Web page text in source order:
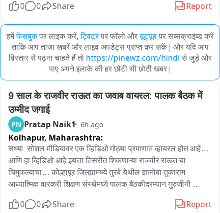
0 0 Share Report
हमेंफेसबुकपर लाइक करें, ट्विटरपर फॉलो औरयूट्यूबपर सब्सक्राइब्ड करें
ताकि आप ताजा खबरें और लाइव अपडेट्स प्राप्त कर सकें| और यदि आप
विस्तार से पढ़ना चाहते हैं तो https://pinewz.com/hindi से जुड़े और
पाए अपने इलाके की हर छोटी सी छोटी खबर|
9 साल के राजवीर राऊत का जवाब वायरल: पालक बैठक में
उम्मीद जगाई
PN Pratap Naik1 6h ago
Kolhapur, Maharashtra:
सध्या  सोशल मीडियावर एक व्हिडिओ मोठ्या प्रमाणात व्हायरल होत आहे…
आणि हा व्हिडिओ आहे इयत्ता तिसरीत शिकणाऱ्या राजवीर राऊत या
चिमुकल्याचा… कोल्हापूर जिल्ह्यामध्ये तुरंबे येथील ज्ञानोबा तुकाराम
आध्यात्मिक वारकरी शिक्षण संस्थेमध्ये पालक बैठकीदरम्यान गुरुजीनी
वडील  बैठकीला येऊ शकले नाहीत, मग काय करायचं?” यावर अवघ्या नऊ
0 0 Share Report